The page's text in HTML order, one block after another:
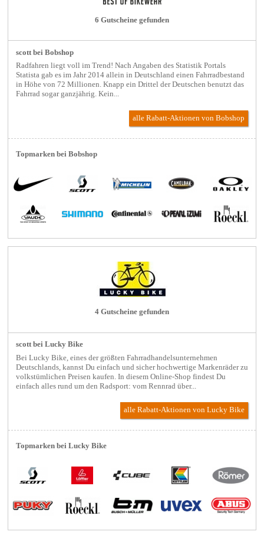
6 Gutscheine gefunden
scott bei Bobshop
Radfahren liegt voll im Trend! Nach Angaben des Statistik Portals
Statista gab es im Jahr 2014 allein in Deutschland einen Fahrradbestand
in Höhe von 72 Millionen. Knapp ein Drittel der Deutschen benutzt das
Fahrrad sogar ganzjährig. Kein...
alle Rabatt-Aktionenvon Bobshop
Topmarken bei Bobshop
4 Gutscheine gefunden
scott bei Lucky Bike
Bei Lucky Bike, eines der größten Fahrradhandelsunternehmen
Deutschlands, kannst Du einfach und sicher hochwertige Markenräder zu
volkstümlichen Preisen kaufen. In diesem Online-Shop findest Du
einfach alles rund um den Radsport: vom Rennrad über...
alle Rabatt-Aktionenvon Lucky Bike
Topmarken bei Lucky Bike